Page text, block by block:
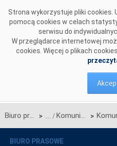
Strona wykorzystuje pliki
pomocą cookies w celach
serwisu do
W przeglądarce internetowej
cookies. Więcej o plikach
Biuro prasowe > Komunikaty OSP >
BIURO PRASOWE